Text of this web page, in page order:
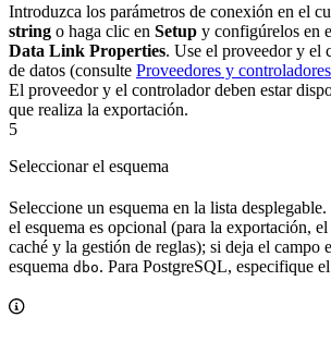
Introduzca los parámetros de conexión en el
string o haga clic en Setup y configúrelos en
Data Link Properties. Use el proveedor y el
de datos (consulte Proveedores y
El proveedor y el controlador deben estar
que realiza la exportación.
5
Seleccionar el esquema
Seleccione un esquema en la lista
el esquema es opcional (para la exportación,
caché y la gestión de reglas); si deja el campo
esquema dbo. Para PostgreSQL, especifique